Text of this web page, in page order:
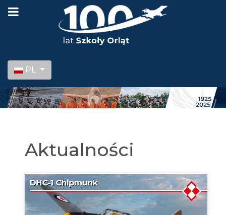
Wybierz swój język
PL
Aktualności